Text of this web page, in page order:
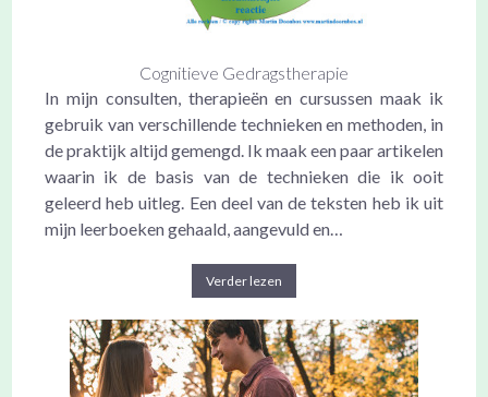
Cognitieve Gedragstherapie
In mijn consulten, therapieën en cursussen maak ik
gebruik van verschillende technieken en methoden, in
de praktijk altijd gemengd. Ik maak een paar artikelen
waarin ik de basis van de technieken die ik ooit
geleerd heb uitleg. Een deel van de teksten heb ik uit
mijn leerboeken gehaald, aangevuld en…
Verder lezen